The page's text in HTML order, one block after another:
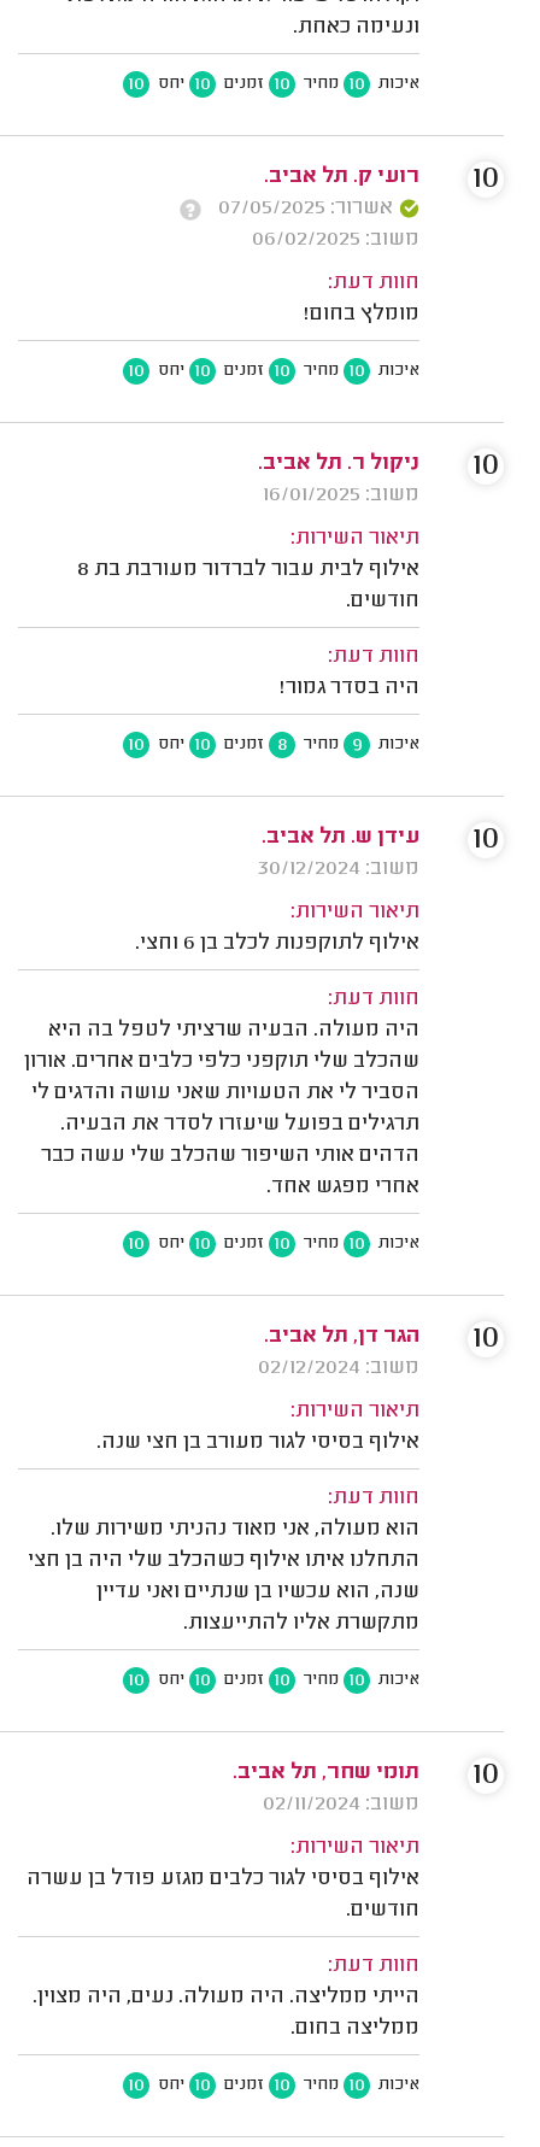
ונעימה כאחת.
איכות 10 מחיר 10 זמנים 10 יחס 10
רועי ק. תל אביב.
אשרור: 07/05/2025
משוב: 06/02/2025
חוות דעת:
מומלץ בחום!
איכות 10 מחיר 10 זמנים 10 יחס 10
10
ניקול ר. תל אביב.
משוב: 16/01/2025
תיאור השירות:
אילוף לבית עבור לברדור מעורבת בת 8
חודשים.
חוות דעת:
היה בסדר גמור!
איכות 9 מחיר 8 זמנים 10 יחס 10
10
עידן ש. תל אביב.
משוב: 30/12/2024
תיאור השירות:
אילוף לתוקפנות לכלב בן 6 וחצי.
חוות דעת:
היה מעולה. הבעיה שרציתי לטפל בה היא
שהכלב שלי תוקפני כלפי כלבים אחרים. אורון
הסביר לי את הטעויות שאני עושה והדגים לי
תרגילים בפועל שיעזרו לסדר את הבעיה.
הדהים אותי השיפור שהכלב שלי עשה כבר
אחרי מפגש אחד.
איכות 10 מחיר 10 זמנים 10 יחס 10
10
הגר דן, תל אביב.
משוב: 02/12/2024
תיאור השירות:
אילוף בסיסי לגור מעורב בן חצי שנה.
חוות דעת:
הוא מעולה, אני מאוד נהניתי משירות שלו.
התחלנו איתו אילוף כשהכלב שלי היה בן חצי
שנה, הוא עכשיו בן שנתיים ואני עדיין
מתקשרת אליו להתייעצות.
איכות 10 מחיר 10 זמנים 10 יחס 10
10
תומי שחר, תל אביב.
משוב: 02/11/2024
תיאור השירות:
אילוף בסיסי לגור כלבים מגזע פודל בן עשרה
חודשים.
חוות דעת:
הייתי ממליצה. היה מעולה. נעים, היה מצוין.
ממליצה בחום.
איכות 10 מחיר 10 זמנים 10 יחס 10
10